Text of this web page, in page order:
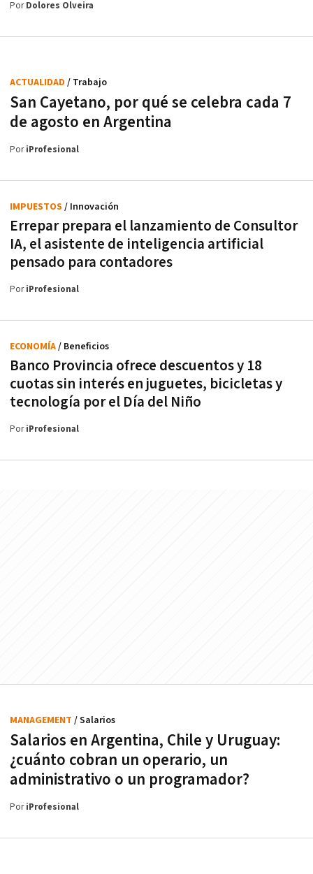
PorDolores Olveira
San Cayetano, por qué se celebra cada 7
de agosto en Argentina
ACTUALIDAD / Trabajo
PoriProfesional
Errepar prepara el lanzamiento de Consultor
IA, el asistente de inteligencia artificial
pensado para contadores
IMPUESTOS / Innovación
PoriProfesional
Banco Provincia ofrece descuentos y 18
cuotas sin interés en juguetes, bicicletas y
tecnología por el Día del Niño
ECONOMÍA/ Beneficios
PoriProfesional
Salarios en Argentina, Chile y Uruguay:
¿cuánto cobran un operario, un
administrativo o un programador?
MANAGEMENT / Salarios
PoriProfesional